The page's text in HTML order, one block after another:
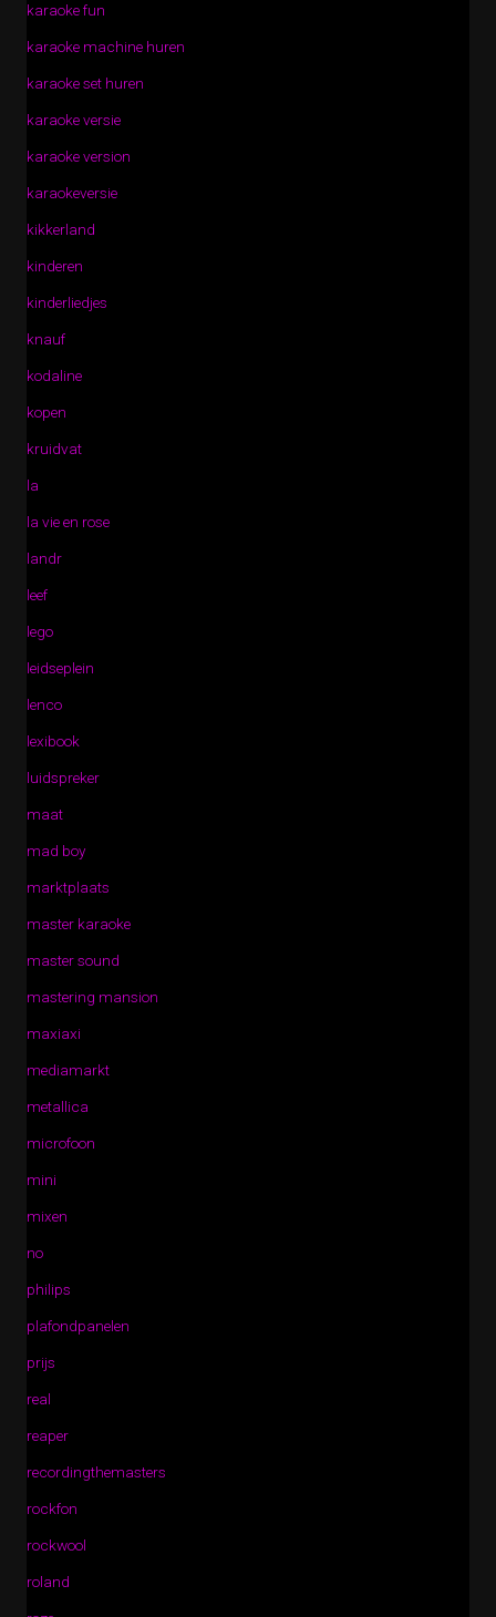
karaoke fun
karaoke machine huren
karaoke set huren
karaoke versie
karaoke version
karaokeversie
kikkerland
kinderen
kinderliedjes
knauf
kodaline
kopen
kruidvat
la
la vie en rose
landr
leef
lego
leidseplein
lenco
lexibook
luidspreker
maat
mad boy
marktplaats
master karaoke
master sound
mastering mansion
maxiaxi
mediamarkt
metallica
microfoon
mini
mixen
no
philips
plafondpanelen
prijs
real
reaper
recordingthemasters
rockfon
rockwool
roland